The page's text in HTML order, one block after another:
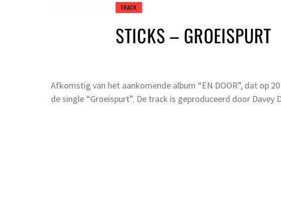
TRACK
STICKS – GROEISPURT
Afkomstig van het aankomende album “EN DOOR”, dat op
de single “Groeispurt”. De track is geproduceerd door Davey